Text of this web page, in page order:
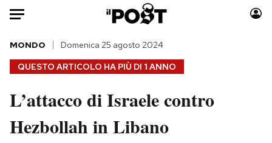
Auto
HOME
Italia
Politica
Moda
Consumismi
QUESTO ARTICOLO HA PIÙ DI 1 ANNO
MONDO Domenica 25 agosto 2024
L’attacco di Israele contro
Hezbollah in Libano